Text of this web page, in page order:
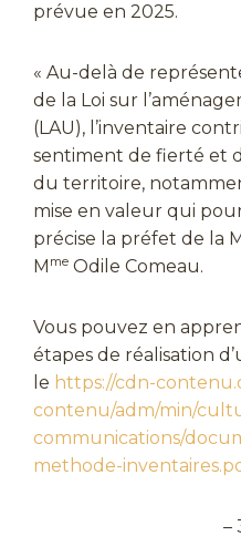
prévue en 2025.
« Au-delà de
de la Loi sur
(LAU), l’inventaire
sentiment de fierté et
du territoire,
mise en valeur qui
précise la préfet de la
M me Odile Comeau.
Vous pouvez en
étapes de réalisation
le https://cdn-
contenu/adm/min/
communications/
methode-
–